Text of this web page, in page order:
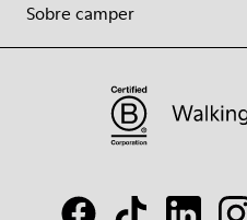
Sobre camper